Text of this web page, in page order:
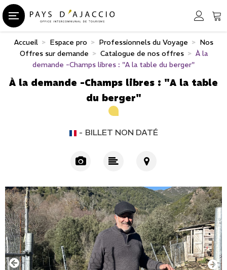
Accueil > Espace pro > Professionnels du Voyage > Nos
Offres sur demande > Catalogue de nos offres > À la
demande -Champs libres : "A la table du berger"
À la demande -Champs libres : "A la table
du berger"
BILLET NON DATÉ